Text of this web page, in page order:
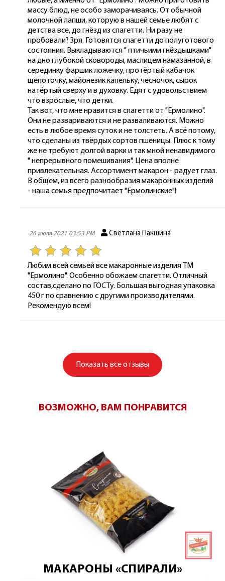
массу блюд, не особо заморачиваясь. От обычной
молочной лапши, которую в нашей семье любят с
детства все, до гнёзд из спагетти. Ни разу не
пробовали? Зря. Готовятся спагетти до полуготового
состояния. Выкладываются " птичьими гнёздышками"
на дно глубокой сковороды, маслицем намазанной, в
серединку фаршик ложечку, протёртый кабачок
щепоточку, майонезик капельку, чесночок, сырок
натёртый сверху и в духовку. Едят с удовольствием
что взрослые, что детки.
Так вот, что мне нравится в спагетти от "Ермолино".
Они не развариваются и не разваливаются. Можно
есть в любое время суток и не толстеть. А всё потому,
что сделаны из твёрдых сортов пшеницы. Плюс к тому
же не требуют долгой варки и так мной ненавидимого
" непрерывного помешивания". Цена вполне
привлекательная. Ассортимент макарон - радует глаз.
В общем, из всего разнообразия макаронных изделий
- наша семья предпочитает "Ермолинские"!
26 июля 2021 03:53 PM Светлана Пакшина
Любим всей семьей все макаронные изделия ТМ
"Ермолино". Особенно обожаем спагетти. Отличный
состав,сделано по ГОСТу. Большая выгодная упаковка
450 г по сравнению с другими производителями.
Рекомендую всем!
Показать все отзывы
ВОЗМОЖНО, ВАМ ПОНРАВИТСЯ
МАКАРОНЫ «СПИРАЛИ»